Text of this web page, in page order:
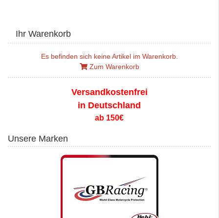
Ihr Warenkorb
Es befinden sich keine Artikel im Warenkorb.
Zum Warenkorb
Versandkostenfrei
in Deutschland
ab 150€
Unsere Marken